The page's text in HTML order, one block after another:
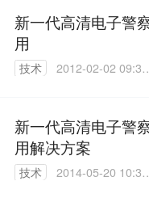
新一代高清电子警
用
技术
2012-02-02
新一代高清电子警
用解决方案
技术
2014-05-20